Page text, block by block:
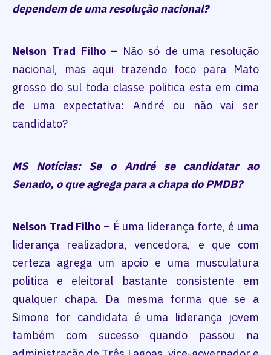
dependem de uma resolução nacional?
Nelson Trad Filho – Não só de uma resolução
nacional, mas aqui trazendo foco para Mato
grosso do sul toda classe politica esta em cima
de uma expectativa: André ou não vai ser
candidato?
MS Notícias: Se o André se candidatar ao
Senado, o que agrega para a chapa do PMDB?
Nelson Trad Filho – É uma liderança forte, é uma
liderança realizadora, vencedora, e que com
certeza agrega um apoio e uma musculatura
politica e eleitoral bastante consistente em
qualquer chapa. Da mesma forma que se a
Simone for candidata é uma liderança jovem
também com sucesso quando passou na